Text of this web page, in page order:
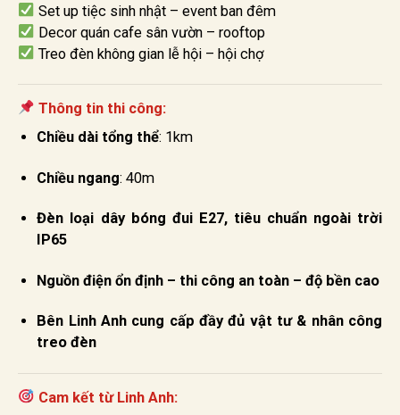
Set up tiệc sinh nhật – event ban đêm
Decor quán cafe sân vườn – rooftop
Treo đèn không gian lễ hội – hội chợ
Thông tin thi công:
Chiều dài tổng thể: 1km
Chiều ngang: 40m
Đèn loại dây bóng đui E27, tiêu chuẩn ngoài trời
IP65
Nguồn điện ổn định – thi công an toàn – độ bền cao
Bên Linh Anh cung cấp đầy đủ vật tư & nhân công
treo đèn
Cam kết từ Linh Anh: